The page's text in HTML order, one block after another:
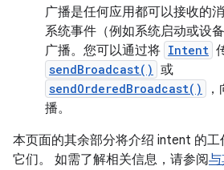
广播是任何应用都可以接收的
系统事件（例如系统启动或设
广播。您可以通过将 Intent
sendBroadcast() 或
sendOrderedBroadcast()
播。
本页面的其余部分将介绍 intent 的
它们。 如需了解相关信息，请参阅